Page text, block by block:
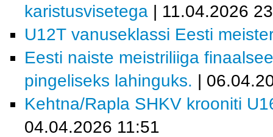
karistusvisetega | 11.04.2026
U12T vanuseklassi Eesti
Eesti naiste meistriliiga
pingeliseks lahinguks. |
Kehtna/Rapla SHKV krooniti
04.04.2026 11:51